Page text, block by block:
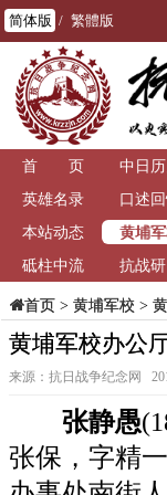
简体版 / 繁體版
首 页 中日
英雄名录
口述
本站动态
黄埔
砥柱中流
抗战
首页> 黄埔军校>
黄埔军校办公
来源：抗日战争纪念网
张静愚
张保，字精